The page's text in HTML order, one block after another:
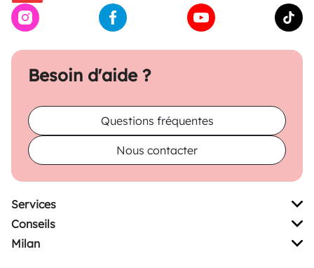
Besoin d'aide ?
Questions fréquentes
Nous contacter
Services
Conseils
Milan